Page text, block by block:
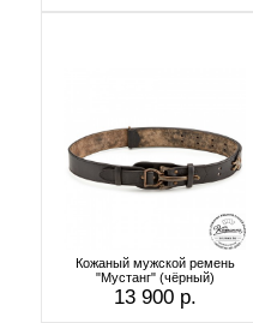
Кожаный мужской ремень
"Мустанг" (чёрный)
13 900 р.